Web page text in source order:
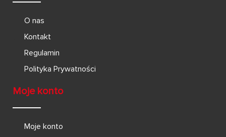
O nas
Kontakt
Regulamin
Polityka Prywatności
Moje konto
Moje konto